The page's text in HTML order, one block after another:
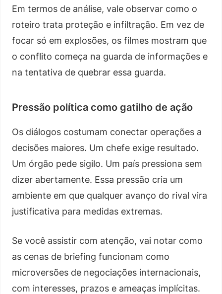
Em termos de análise, vale observar como o
roteiro trata proteção e infiltração. Em vez de
focar só em explosões, os filmes mostram que
o conflito começa na guarda de informações e
na tentativa de quebrar essa guarda.
Pressão política como gatilho de ação
Os diálogos costumam conectar operações a
decisões maiores. Um chefe exige resultado.
Um órgão pede sigilo. Um país pressiona sem
dizer abertamente. Essa pressão cria um
ambiente em que qualquer avanço do rival vira
justificativa para medidas extremas.
Se você assistir com atenção, vai notar como
as cenas de briefing funcionam como
microversões de negociações internacionais,
com interesses, prazos e ameaças implícitas.